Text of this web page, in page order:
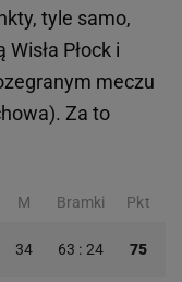
tyle samo,
Płock i
meczu
Za to
M Bramki Pkt
34 63 : 24 75